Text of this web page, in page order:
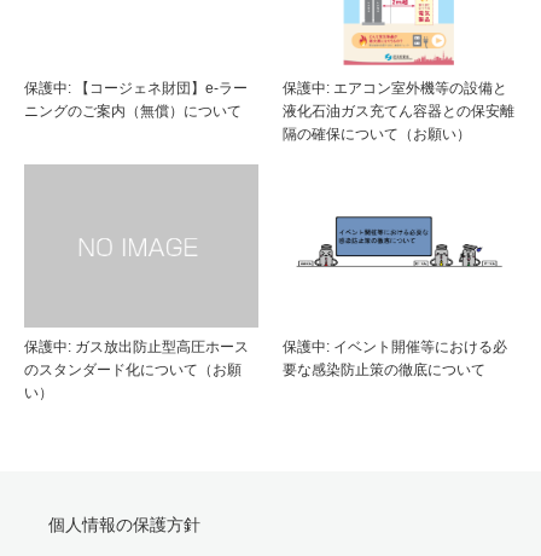
保護中: 【コージェネ財団】e-ラー
ニングのご案内（無償）について
保護中: エアコン室外機等の設備と
液化石油ガス充てん容器との保安離
隔の確保について（お願い）
保護中: ガス放出防止型高圧ホース
のスタンダード化について（お願
い）
保護中: イベント開催等における必
要な感染防止策の徹底について
個人情報の保護方針